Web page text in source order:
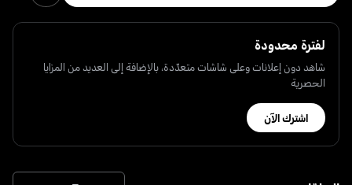
لفترة محدودة
شاهد دون إعلانات وعلى شاشات متعدّدة، بالإضافة إلى العديد من المزايا
الحصرية
اشترك الآن